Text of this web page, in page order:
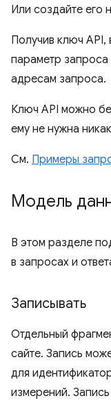
Или создайте его
Получив ключ
параметр запроса
адресам запроса.
Ключ API можно
ему не нужна
См. Примеры
Модель
В этом разделе
в запросах и
Записывать
Отдельный
сайте. Запись
для
измерений.